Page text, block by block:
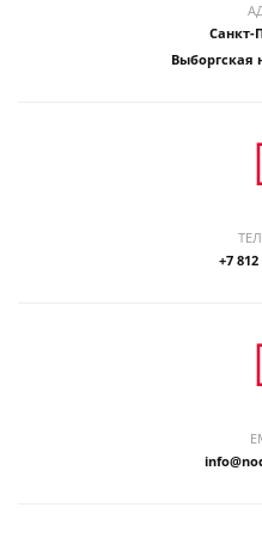
Санкт-
Выборгская
+7 812